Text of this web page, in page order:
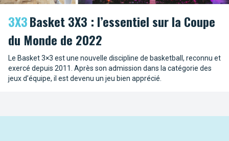
3X3Basket 3X3 : l’essentiel sur la Coupe
du Monde de 2022
Le Basket 3×3 est une nouvelle discipline de basketball, reconnu et
exercé depuis 2011. Après son admission dans la catégorie des
jeux d’équipe, il est devenu un jeu bien apprécié.